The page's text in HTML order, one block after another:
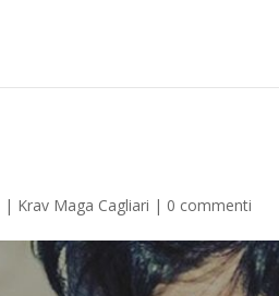
| Krav Maga Cagliari | 0 commenti